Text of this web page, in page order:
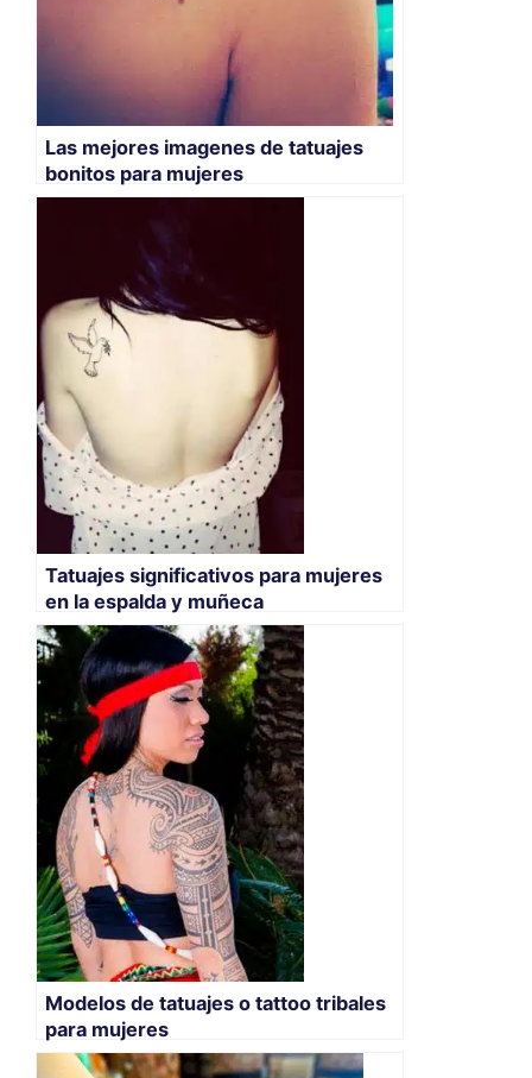
Las mejores imagenes de tatuajes
bonitos para mujeres
Tatuajes significativos para mujeres
en la espalda y muñeca
Modelos de tatuajes o tattoo tribales
para mujeres